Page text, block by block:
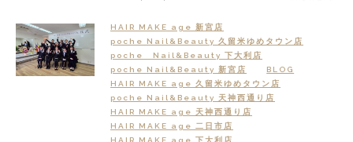
HAIR MAKE age 新宮店
poche Nail&Beauty 久留米ゆめタウン店
poche Nail&Beauty 下大利店
poche Nail&Beauty 新宮店
BLOG
HAIR MAKE age 久留米ゆめタウン店
poche Nail&Beauty 天神西通り店
HAIR MAKE age 天神西通り店
HAIR MAKE age 二日市店
HAIR MAKE age 下大利店